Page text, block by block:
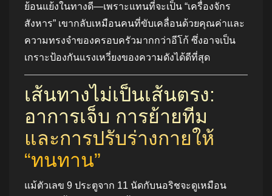
ย้อนแย้งในทางดี—เพราะแทนที่จะเป็น “เครื่องจักร
สังหาร” เขากลับเหมือนคนที่ขับเคลื่อนด้วยคุณค่าและ
ความทรงจำของครอบครัวมากกว่าอีโก้ ซึ่งอาจเป็น
เกราะป้องกันแรงเหวี่ยงของความดังได้ดีที่สุด
เส้นทางไม่เป็นเส้นตรง:
อาการเจ็บ การย้ายทีม
และการปรับร่างกายให้
“ทนทาน”
แม้ตัวเลข 9 ประตูจาก 11 นัดกับนอริชจะดูเหมือน